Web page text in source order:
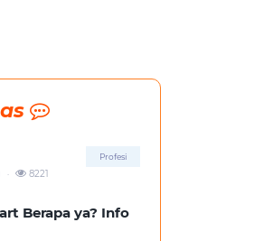
Profesi
. 8221
Berapa ya? Info